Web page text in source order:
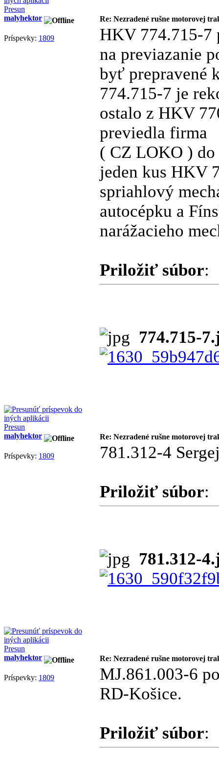
Presun
malyhektor
Re: Nezradené rušne motorovej
Príspevky: 1809
HKV 774.715-7
na previazanie
byť prepravené
774.715-7 je
ostalo z HKV
previedla firma
( CZ LOKO )
jeden kus HKV
spriahlový
autocépku a
narážacieho
Priložiť súbor:
774.715-
Presun
malyhektor
Re: Nezradené rušne motorovej
Príspevky: 1809 781.312-4
Priložiť súbor:
781.312-
Presun
malyhektor
Re: Nezradené rušne motorovej
Príspevky: 1809
MJ.861.003-6
RD-Košice.
Priložiť súbor: